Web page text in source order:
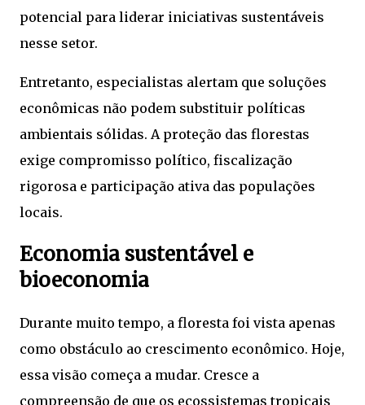
potencial para liderar iniciativas sustentáveis
nesse setor.
Entretanto, especialistas alertam que soluções
econômicas não podem substituir políticas
ambientais sólidas. A proteção das florestas
exige compromisso político, fiscalização
rigorosa e participação ativa das populações
locais.
Economia sustentável e
bioeconomia
Durante muito tempo, a floresta foi vista apenas
como obstáculo ao crescimento econômico. Hoje,
essa visão começa a mudar. Cresce a
compreensão de que os ecossistemas tropicais